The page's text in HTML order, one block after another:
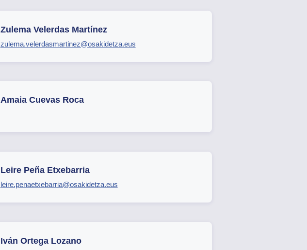
Zulema Velerdas Martínez
zulema.velerdasmartinez@osakidetza.eus
Amaia Cuevas Roca
Leire Peña Etxebarria
leire.penaetxebarria@osakidetza.eus
Iván Ortega Lozano